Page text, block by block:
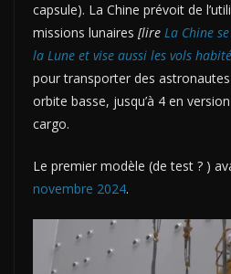
capsule). La Chine prévoit de
missions lunaires [lire La Chine
la Lune et vise aussi les vols
pour transporter des astronautes
orbite basse, jusqu’à 4 en
cargo.
Le premier modèle (de test ? )
novembre 2024.